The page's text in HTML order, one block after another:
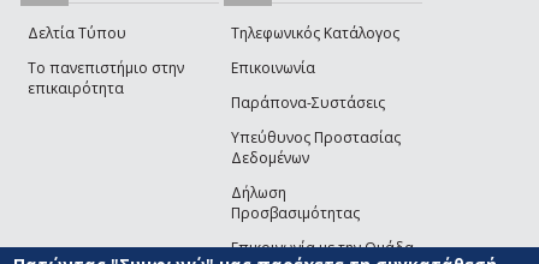
Δελτία Τύπου
Το πανεπιστήμιο στην
επικαιρότητα
Τηλεφωνικός Κατάλογος
Επικοινωνία
Παράπονα-Συστάσεις
Υπεύθυνος Προστασίας
Δεδομένων
Δήλωση
Προσβασιμότητας
Επικοινωνία με την Ομάδα